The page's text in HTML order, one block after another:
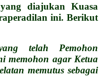
diajukan Kuasa
ini. Berikut
telah Pemohon
memohon agar Ketua
memutus sebagai